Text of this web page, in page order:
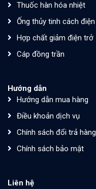
Thuốc hàn hóa nhiệt
Ống thủy tinh cách điện
Hợp chất giảm điện trở
Cáp đồng trần
Hướng dẫn
Hướng dẫn mua hàng
Điều khoản dịch vụ
Chính sách đổi trả hàng
Chính sách bảo mật
Liên hệ